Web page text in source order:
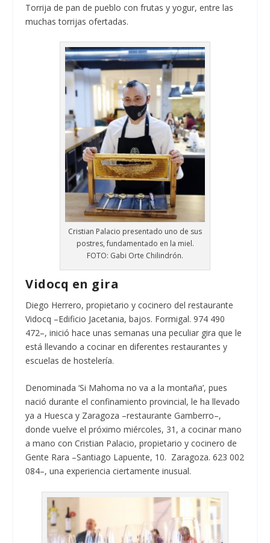
Torrija de pan de pueblo con frutas y yogur, entre las
muchas torrijas ofertadas.
Cristian Palacio presentado uno de sus
postres, fundamentado en la miel.
FOTO: Gabi Orte Chilindrón.
Vidocq en gira
Diego Herrero, propietario y cocinero del restaurante
Vidocq –Edificio Jacetania, bajos. Formigal. 974 490
472–, inició hace unas semanas una peculiar gira que le
está llevando a cocinar en diferentes restaurantes y
escuelas de hostelería.
Denominada ‘Si Mahoma no va a la montaña’, pues
nació durante el confinamiento provincial, le ha llevado
ya a Huesca y Zaragoza –restaurante Gamberro–,
donde vuelve el próximo miércoles, 31, a cocinar mano
a mano con Cristian Palacio, propietario y cocinero de
Gente Rara –Santiago Lapuente, 10. Zaragoza. 623 002
084–, una experiencia ciertamente inusual.